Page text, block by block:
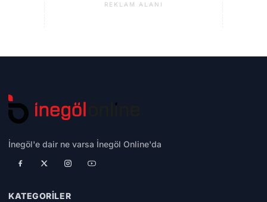
REKLAM ALANI
İnegöl'e dair ne varsa İnegöl Online'da
KATEGORILER